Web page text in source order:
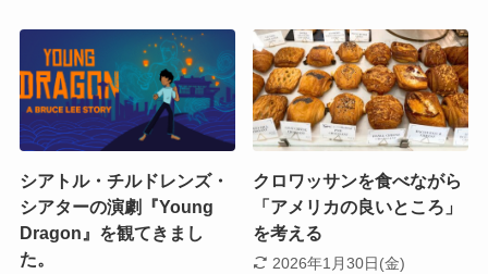
シアトル・チルドレンズ・
シアターの演劇『Young
Dragon』を観てきまし
た。
クロワッサンを食べながら
「アメリカの良いところ」
を考える
2026年1月30日(金)